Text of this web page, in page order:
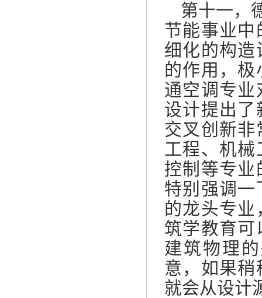
第十一，
节能事业中
细化的构造
的作用，
通空调专业
设计提出了
交叉创新
工程、机
控制等专业
特别强调一
的龙头专
筑学教育可
建筑物理
意，如果
就会从设计